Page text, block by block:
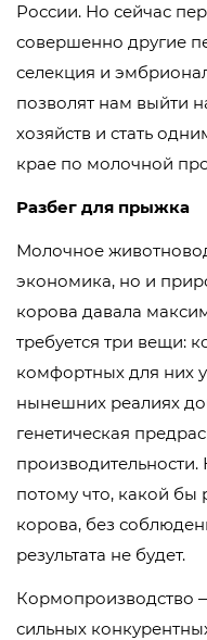
России. Но сейчас
совершенно другие
селекция и
позволят нам выйти
хозяйств и стать
крае по молочной
Разбег для прыжка
Молочное
экономика, но и
корова давала
требуется три вещи:
комфортных для них
нынешних реалиях
генетическая
потому что, какой
корова, без
результата не будет.
Кормопроизводство
сильных